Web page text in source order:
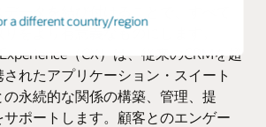
a different country/region
ータを結び付けることで、すべて
をより有意義なものにします。
（CX）は、従来のCRMを超
れたアプリケーション・スイート
永続的な関係の構築、管理、提
ポートします。顧客とのエンゲー